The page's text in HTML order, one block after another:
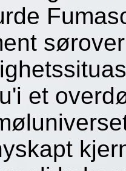
sørover
et